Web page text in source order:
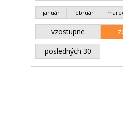
január február
vzostupne
posledných 30